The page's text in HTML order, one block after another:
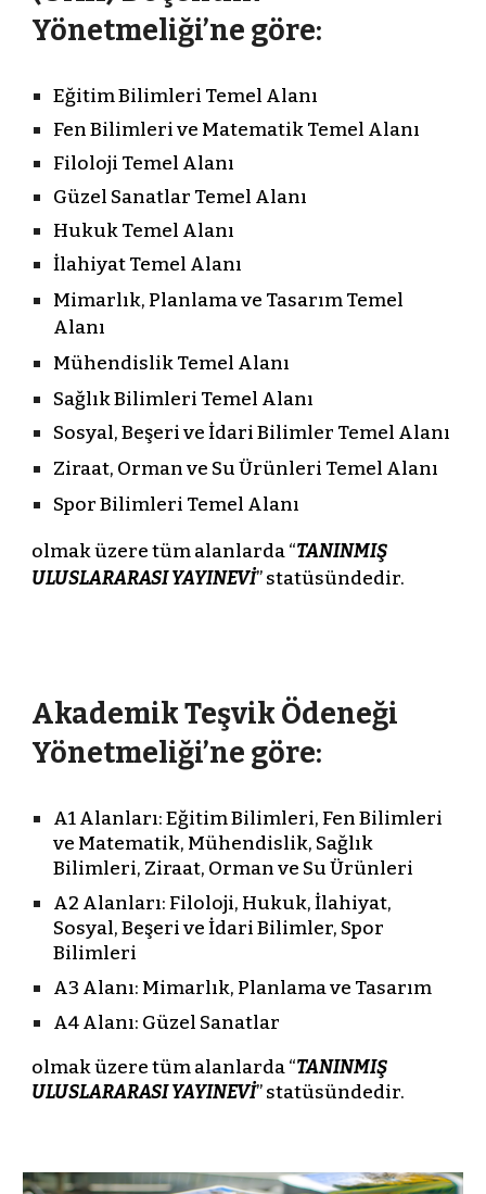
Yönetmeliği’ne göre:
Eğitim Bilimleri Temel Alanı
Fen Bilimleri ve Matematik Temel Alanı
Filoloji Temel Alanı
Güzel Sanatlar Temel Alanı
Hukuk Temel Alanı
İlahiyat Temel Alanı
Mimarlık, Planlama ve Tasarım Temel
Alanı
Mühendislik Temel Alanı
Sağlık Bilimleri Temel Alanı
Sosyal, Beşeri ve İdari Bilimler Temel Alanı
Ziraat, Orman ve Su Ürünleri Temel Alanı
Spor Bilimleri Temel Alanı
olmak üzere tüm alanlarda “TANINMIŞ
ULUSLARARASI YAYINEVİ” statüsündedir.
Akademik Teşvik Ödeneği
Yönetmeliği’ne göre:
A1 Alanları: Eğitim Bilimleri, Fen Bilimleri
ve Matematik, Mühendislik, Sağlık
Bilimleri, Ziraat, Orman ve Su Ürünleri
A2 Alanları: Filoloji, Hukuk, İlahiyat,
Sosyal, Beşeri ve İdari Bilimler, Spor
Bilimleri
A3 Alanı: Mimarlık, Planlama ve Tasarım
A4 Alanı: Güzel Sanatlar
olmak üzere tüm alanlarda “TANINMIŞ
ULUSLARARASI YAYINEVİ” statüsündedir.